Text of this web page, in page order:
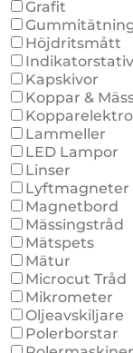
Grafit
Höjdritsmått
Indikatorstativ
Kapskivor
Koppar &
Lammeller
LED Lampor
Linser
Lyftmagneter
Magnetbord
Mässingstråd
Mätspets
Mätur
Microcut Tråd
Mikrometer
Oljeavskiljare
Polerborstar